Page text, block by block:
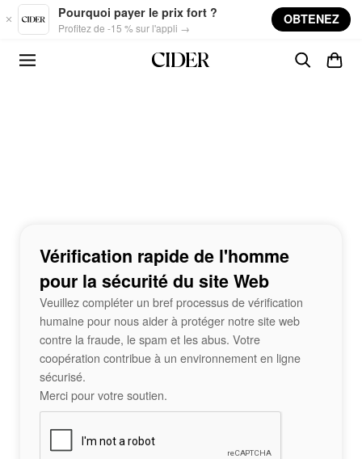
Skip to main content
Pourquoi payer le prix fort ?
Profitez de -15 % sur l'appli →
OBTENEZ
Vérification rapide de l'homme
pour la sécurité du site Web
Veuillez compléter un bref processus de vérification
humaine pour nous aider à protéger notre site web
contre la fraude, le spam et les abus. Votre
coopération contribue à un environnement en ligne
sécurisé.
Merci pour votre soutien.